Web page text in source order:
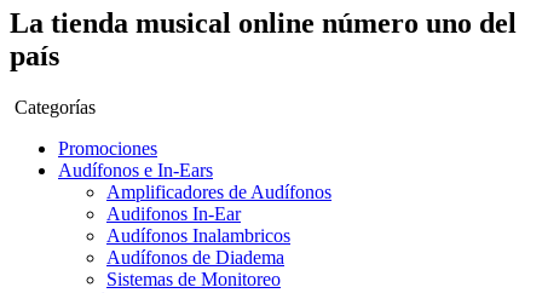
La tienda musical online número uno del
país
Categorías
Promociones
Audífonos e In-Ears
Amplificadores de Audífonos
Audifonos In-Ear
Audífonos Inalambricos
Audífonos de Diadema
Sistemas de Monitoreo